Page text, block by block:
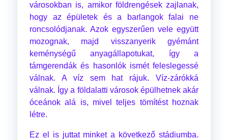
városokban is, amikor földrengések zajlanak,
hogy az épületek és a barlangok falai ne
roncsolódjanak. Azok egyszerűen vele együtt
mozognak, majd visszanyerik gyémánt
keménységű anyagállapotukat, így a
támgerendák és hasonlók ismét feleslegessé
válnak. A víz sem hat rájuk. Víz-zárókká
válnak. Így a földalatti városok épülhetnek akár
óceánok alá is, mivel teljes tömítést hoznak
létre.
Ez el is juttat minket a következő stádiumba.